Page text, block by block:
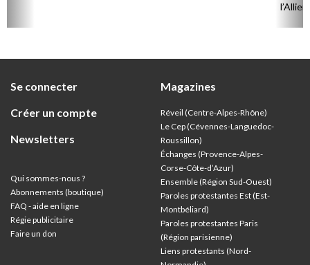
Se connecter
Créer un compte
Newsletters
Qui sommes-nous ?
Abonnements (boutique)
FAQ - aide en ligne
Régie publicitaire
Faire un don
Magazines
Réveil (Centre-Alpes-Rhône)
Le Cep (Cévennes-Languedoc-
Roussillon)
Échanges (Provence-Alpes-
Corse-Côte-d’Azur)
Ensemble (Région Sud-Ouest)
Paroles protestantes Est (Est-
Montbéliard)
Paroles protestantes Paris
(Région parisienne)
Liens protestants (Nord-